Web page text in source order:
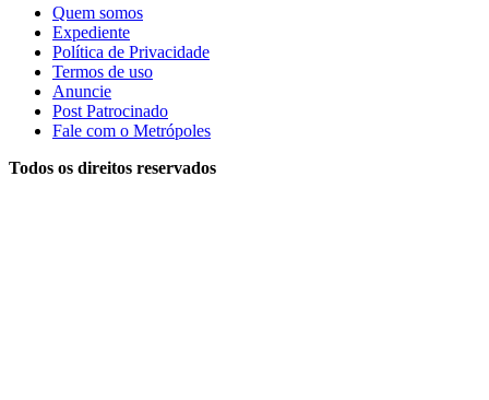
Quem somos
Expediente
Política de Privacidade
Termos de uso
Anuncie
Post Patrocinado
Fale com o Metrópoles
Todos os direitos reservados